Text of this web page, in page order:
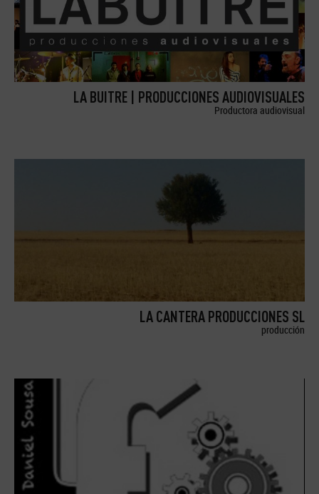
LA BUITRE | PRODUCCIONES AUDIOVISUALES
Productora audiovisual
LA CANTERA PRODUCCIONES SL
producción